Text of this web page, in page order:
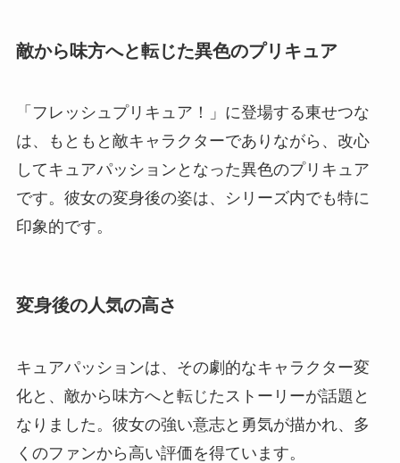
敵から味方へと転じた異色のプリキュア
「フレッシュプリキュア！」に登場する東せつな
は、もともと敵キャラクターでありながら、改心
してキュアパッションとなった異色のプリキュア
です。彼女の変身後の姿は、シリーズ内でも特に
印象的です。
変身後の人気の高さ
キュアパッションは、その劇的なキャラクター変
化と、敵から味方へと転じたストーリーが話題と
なりました。彼女の強い意志と勇気が描かれ、多
くのファンから高い評価を得ています。